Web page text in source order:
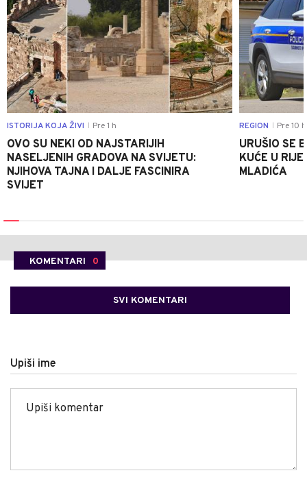
ISTORIJA KOJA ŽIVI Pre 1 h
OVO SU NEKI OD NAJSTARIJIH
NASELJENIH GRADOVA NA SVIJETU:
NJIHOVA TAJNA I DALJE FASCINIRA
SVIJET
REGION Pre 10 h
URUŠIO SE
KUĆE U
MLADIĆA
KOMENTARI 0
SVI KOMENTARI
Upiši ime